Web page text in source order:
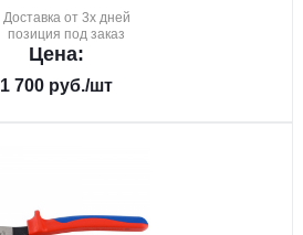
Доставка от 3х дней
позиция под заказ
Цена:
1 700руб./шт